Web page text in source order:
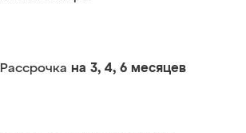
Рассрочка на 3, 4, 6 месяцев